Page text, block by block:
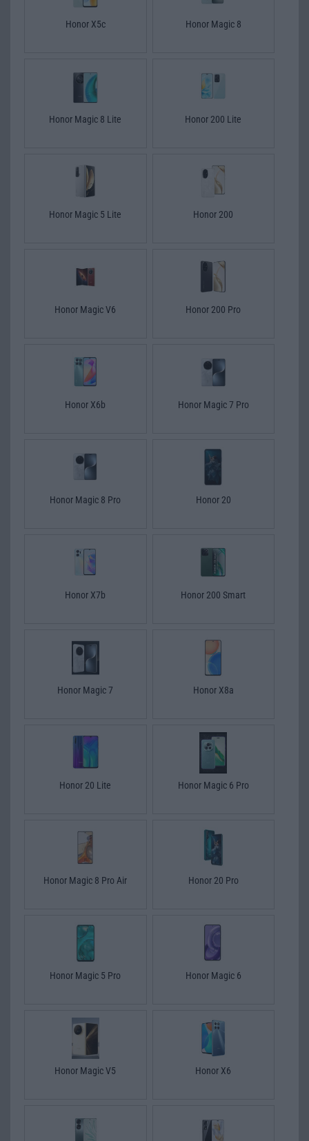
Honor X5c Honor Magic 8
Honor Magic 8 Lite Honor 200 Lite
Honor Magic 5 Lite Honor 200
Honor Magic V6 Honor 200 Pro
Honor X6b Honor Magic 7 Pro
Honor Magic 8 Pro Honor 20
Honor X7b Honor 200 Smart
Honor Magic 7 Honor X8a
Honor 20 Lite Honor Magic 6 Pro
Honor Magic 8 Pro Air Honor 20 Pro
Honor Magic 5 Pro Honor Magic 6
Honor Magic V5 Honor X6